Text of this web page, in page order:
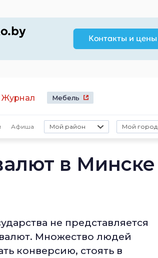
Журнал Мебель
Афиша Мой район Мой город
в Минске
не представляется
Множество людей
конверсию, стоять в